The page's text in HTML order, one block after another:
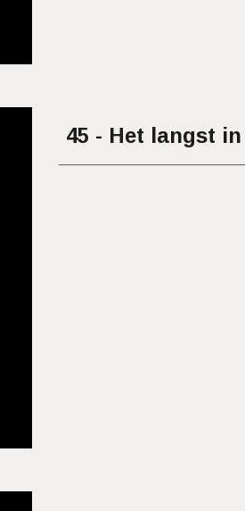
45 - Het langst